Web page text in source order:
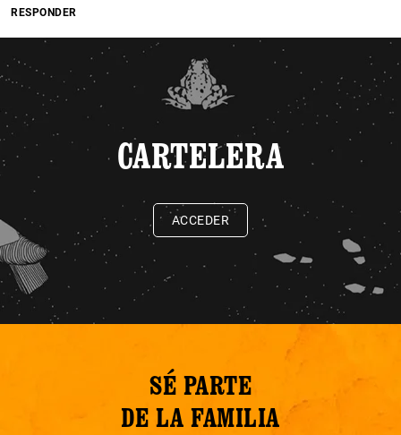
RESPONDER
CARTELERA
ACCEDER
SÉ PARTE
DE LA FAMILIA